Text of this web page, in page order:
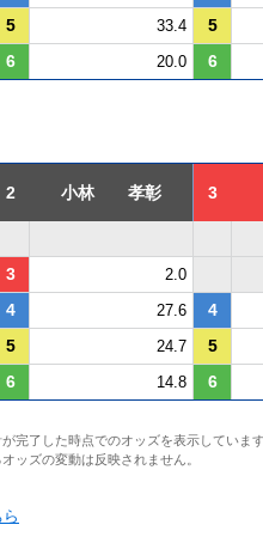
5 33.4
5
6 20.0 6
2 小林 孝彰 3
3 2.0
4 27.6
4
5 24.7
5
6 14.8 6
完了した時点でのオッズを表示していま
ッズの変動は反映されません。